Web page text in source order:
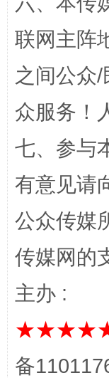
“蜀中异人
完善运行机
联网主阵
之间公众
众服务！
七、参与
有意见请
公众传媒
传媒网的
主办 :
备